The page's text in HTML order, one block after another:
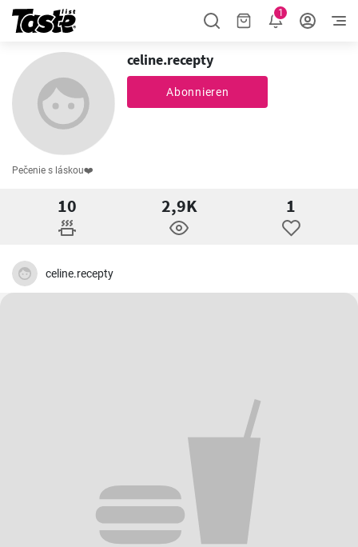
1
celine.recepty
Abonnieren
Pečenie s láskou❤️
10 2,9K 1
celine.recepty